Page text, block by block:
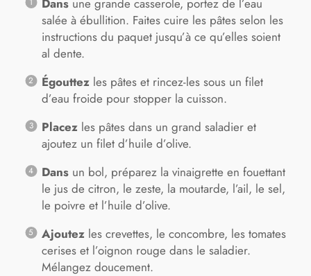
Dansune grande casserole, portez de l’eau
salée à ébullition. Faites cuire les pâtes selon les
instructions du paquet jusqu’à ce qu’elles soient
al dente.
Égouttezles pâtes et rincez-les sous un filet
d’eau froide pour stopper la cuisson.
Placezles pâtes dans un grand saladier et
ajoutez un filet d’huile d’olive.
Dansun bol, préparez la vinaigrette en fouettant
le jus de citron, le zeste, la moutarde, l’ail, le sel,
le poivre et l’huile d’olive.
Ajoutezles crevettes, le concombre, les tomates
cerises et l’oignon rouge dans le saladier.
Mélangez doucement.